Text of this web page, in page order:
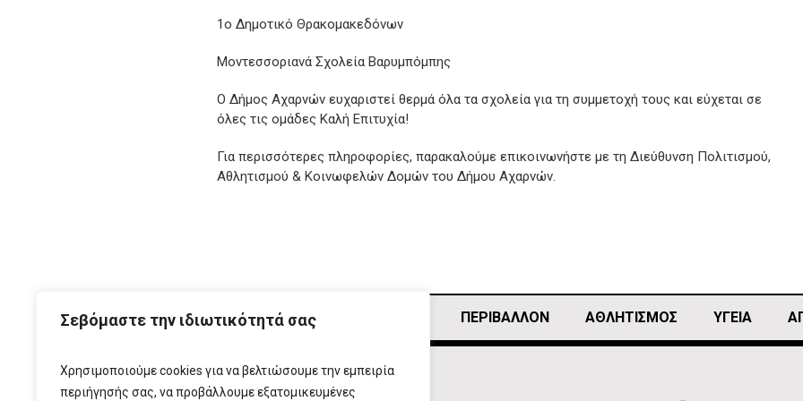
Σεβόμαστε την ιδιωτικότητά σας
Χρησιμοποιούμε cookies για να βελτιώσουμε την εμπειρία
περιήγησής σας, να προβάλλουμε εξατομικευμένες
1ο Δημοτικό Θρακομακεδόνων
Μοντεσσοριανά Σχολεία Βαρυμπόμπης
Ο Δήμος Αχαρνών ευχαριστεί θερμά όλα τα σχολεία για τη συμμετοχή τους και εύχεται σε
όλες τις ομάδες Καλή Επιτυχία!
Για περισσότερες πληροφορίες, παρακαλούμε επικοινωνήστε με τη Διεύθυνση Πολιτισμού,
Αθλητισμού & Κοινωφελών Δομών του Δήμου Αχαρνών.
ΠΕΡΙΒΑΛΛΟΝ ΑΘΛΗΤΙΣΜΌΣ ΥΓΕΙΑ